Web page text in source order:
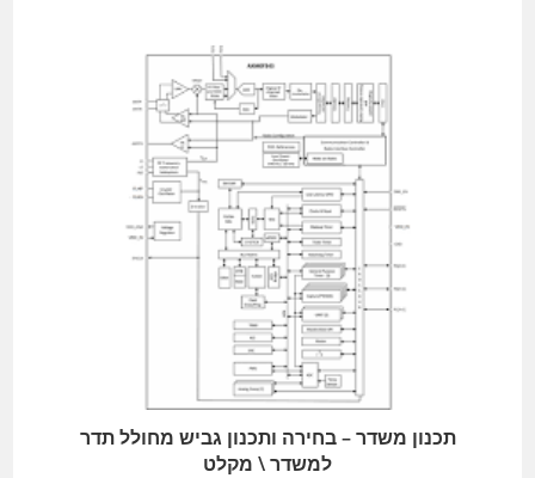
תכנון משדר – בחירה ותכנון גביש מחולל תדר
למשדר \ מקלט